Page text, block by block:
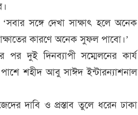
সঙ্গে দেখা সাক্ষাৎ হলে অনেক
কারণে অনেক সুফল পাবো।’
পর দুই দিনব্যাপী সম্মেলনের কার্য
শহীদ আবু সাঈদ ইন্টারন্যাশনাল
দাবি ও প্রস্তাব তুলে ধরেন ঢাকা